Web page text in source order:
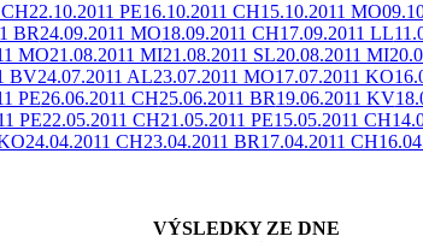
22.10.2011 PE16.10.2011 CH15.10.2011 MO
BR24.09.2011 MO18.09.2011 CH17.09.2011 LL
MO21.08.2011 MI21.08.2011 SL20.08.2011 MI
BV24.07.2011 AL23.07.2011 MO17.07.2011 KO
PE26.06.2011 CH25.06.2011 BR19.06.2011 KV
PE22.05.2011 CH21.05.2011 PE15.05.2011 CH
24.04.2011 CH23.04.2011 BR17.04.2011 CH
VÝSLEDKY ZE DNE